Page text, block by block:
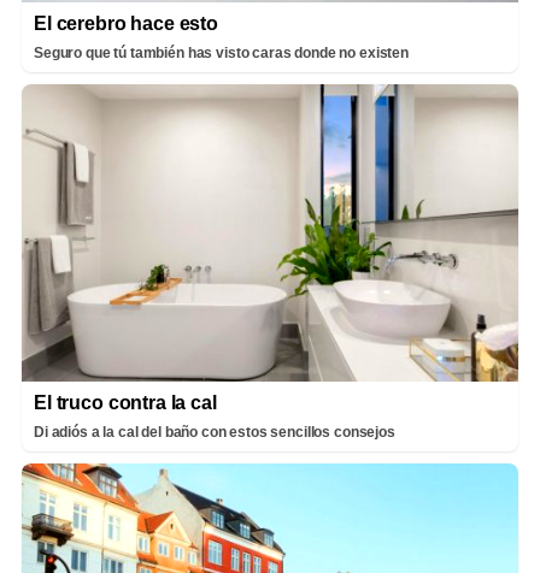
El cerebro hace esto
Seguro que tú también has visto caras donde no existen
El truco contra la cal
Di adiós a la cal del baño con estos sencillos consejos